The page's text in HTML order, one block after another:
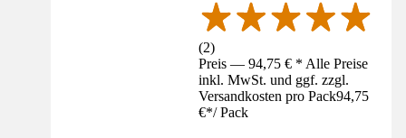
(2)
Preis — 94,75 € * Alle Preise
inkl. MwSt. und ggf. zzgl.
Versandkosten pro Pack94,75
€*/ Pack